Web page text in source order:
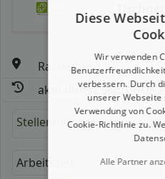
Rastenberg
aktualisiert seit:
Stellenbeschreibung:
Arbeitszeit
Diese
Wir verwenden
verbessern. Durch
unserer
Verwendung von
Cookie-Richtlinie zu.
Alle Partner